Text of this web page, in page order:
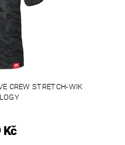
CREW STRETCH-WIK
Kč